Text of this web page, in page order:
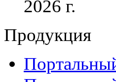
2026 г.
Продукция